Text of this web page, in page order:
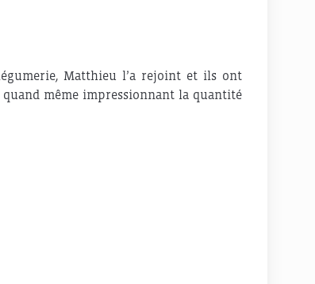
Matthieu l’a rejoint et ils ont
même impressionnant la quantité